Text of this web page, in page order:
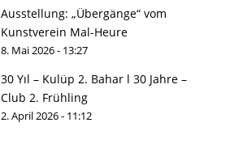
Ausstellung: „Übergänge“ vom
Kunstverein Mal-Heure
8. Mai 2026 - 13:27
30 Yıl – Kulüp 2. Bahar l 30 Jahre –
Club 2. Frühling
2. April 2026 - 11:12